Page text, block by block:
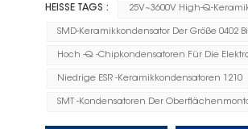
HEISSE TAGS : 25V~3600V High-Q-
SMD-Keramikkondensator Der Größe 0402
Hoch -Q -Chipkondensatoren Für Die
Niedrige ESR -Keramikkondensatoren 1210
SMT -Kondensatoren Der